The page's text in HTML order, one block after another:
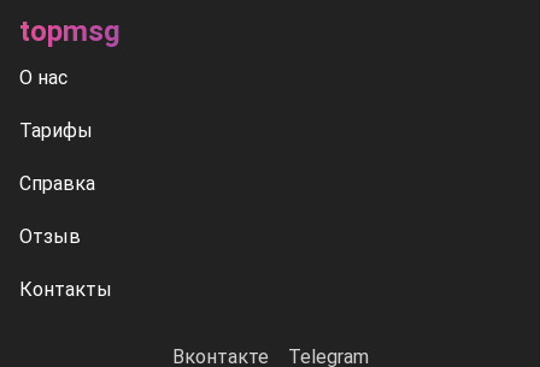
topmsg
О нас
Тарифы
Справка
Отзыв
Контакты
Вконтакте Telegram